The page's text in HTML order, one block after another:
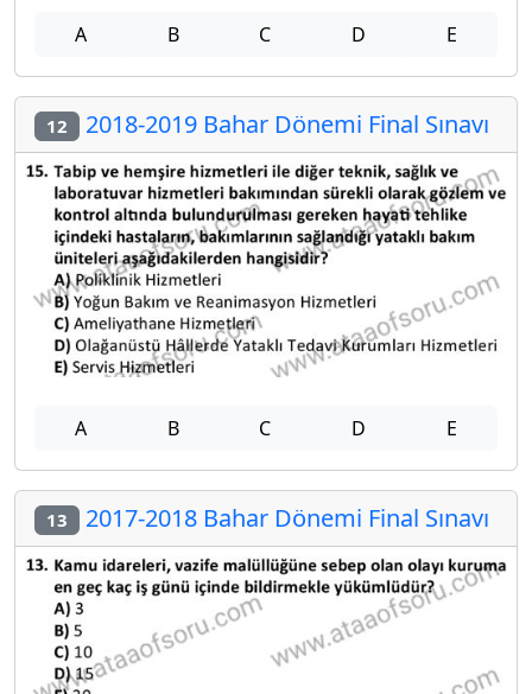
A B C D E
12 2018-2019 Bahar Dönemi Final Sınavı
A B C D E
13 2017-2018 Bahar Dönemi Final Sınavı